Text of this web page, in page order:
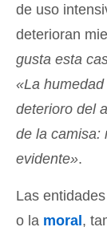
de uso
deterioran
gusta esta
«La
deterioro del
de la camisa:
evidente».
Las
o la moral ,